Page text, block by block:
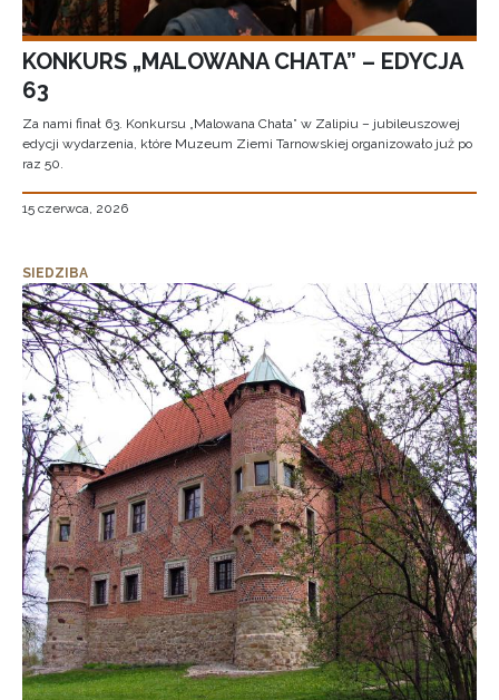
KONKURS „MALOWANA CHATA” – EDYCJA
63
Za nami finał 63. Konkursu „Malowana Chata” w Zalipiu – jubileuszowej
edycji wydarzenia, które Muzeum Ziemi Tarnowskiej organizowało już po
raz 50.
15 czerwca, 2026
SIEDZIBA